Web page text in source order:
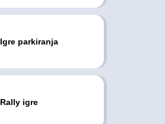
Igre parkiranja
Rally igre